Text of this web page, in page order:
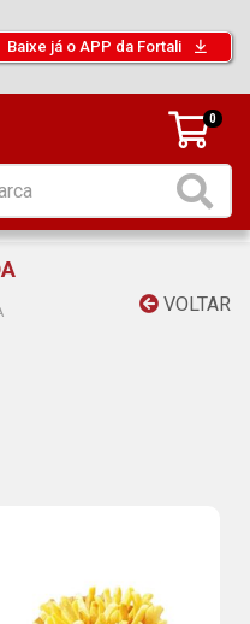
Baixe já o APP da Fortali
0
VOLTAR